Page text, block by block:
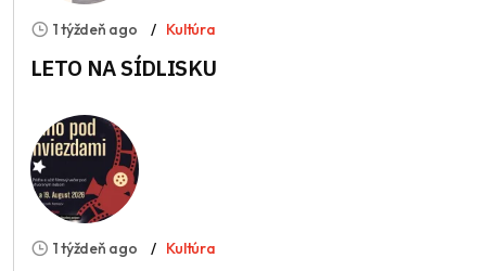
1 týždeň ago Kultúra
LETO NA SÍDLISKU
1 týždeň ago Kultúra